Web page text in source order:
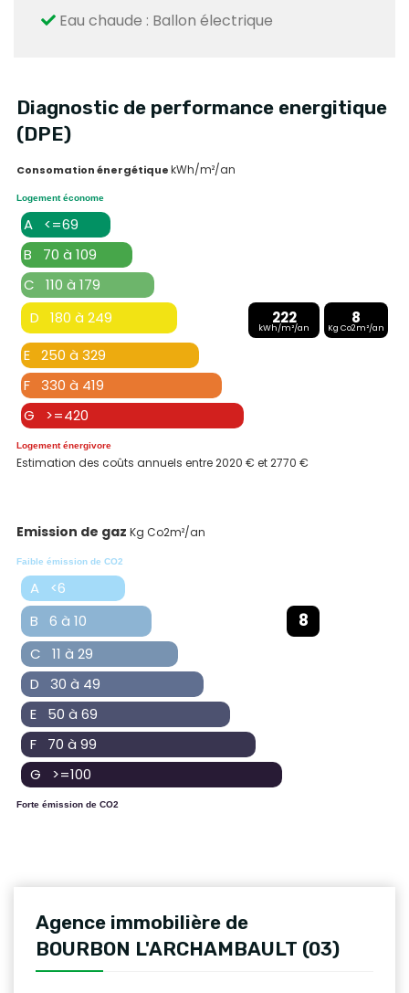
Eau chaude : Ballon électrique
Diagnostic de performance energitique
(DPE)
Consomation énergétiquekWh/m²/an
Logement économe
A <=69
B 70 à 109
C 110 à 179
D 180 à 249
222
kWh/m²/an
8
Kg Co2m²/an
E 250 à 329
F 330 à 419
G >=420
Logement énergivore
Estimation des coûts annuels entre 2020 € et 2770 €
Emission de gaz Kg Co2m²/an
Faible émission de CO2
A <6
B 6 à 10
8
C 11 à 29
D 30 à 49
E 50 à 69
F 70 à 99
G >=100
Forte émission de CO2
Agence immobilière de
BOURBON L'ARCHAMBAULT (03)